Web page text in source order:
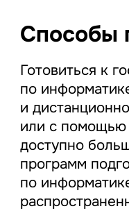
Способы
Готовиться к
по
и
или с помощью
доступно
программ
по